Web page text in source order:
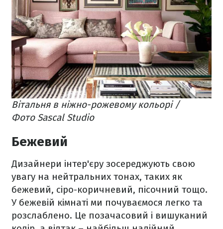
Вітальня в ніжно-рожевому кольорі /
Фото Sascal Studio
Бежевий
Дизайнери інтер'єру зосереджують свою
увагу на нейтральних тонах, таких як
бежевий, сіро-коричневий, пісочний тощо.
У бежевій кімнаті ми почуваємося легко та
розслаблено. Це позачасовий і вишуканий